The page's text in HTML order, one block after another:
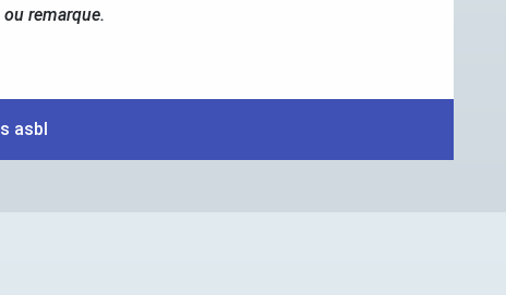
remarque.
asbl